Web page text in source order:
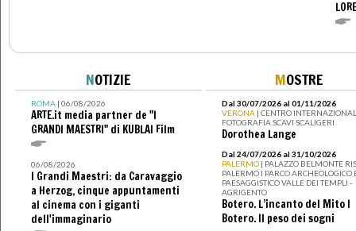
NOTIZIE
ROMA| 06/08/2026
ARTE.it media partner de "I
GRANDI MAESTRI" di KUBLAI Film
06/08/2026
I Grandi Maestri: da Caravaggio
a Herzog, cinque appuntamenti
al cinema con i giganti
dell'immaginario
MOSTRE
Dal 30/07/2026 al 01/11/2026
VERONA | CENTRO
FOTOGRAFIA SCAVI SCALIGERI
Dorothea Lange
Dal 24/07/2026 al 31/10/2026
PALERMO | PALAZZO BELMONTE
PALERMO I PARCO ARCHEOLOGICO
PAESAGGISTICO VALLE DEI TEMPLI -
AGRIGENTO
Botero. L’incanto del Mito I
Botero. Il peso dei sogni